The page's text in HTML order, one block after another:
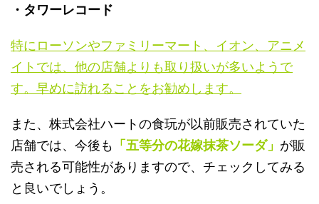
・タワーレコード
特にローソンやファミリーマート、イオン、アニメ
イトでは、他の店舗よりも取り扱いが多いようで
す。早めに訪れることをお勧めします。
また、株式会社ハートの食玩が以前販売されていた
店舗では、今後も 「五等分の花嫁抹茶ソーダ」 が販
売される可能性がありますので、チェックしてみる
と良いでしょう。